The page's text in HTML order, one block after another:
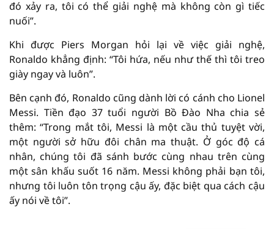
đó xảy ra, tôi có thể giải nghệ mà không còn gì tiếc
nuối”.
Khi được Piers Morgan hỏi lại về việc giải nghệ,
Ronaldo khẳng định: “Tôi hứa, nếu như thế thì tôi treo
giày ngay và luôn”.
Bên cạnh đó, Ronaldo cũng dành lời có cánh cho Lionel
Messi. Tiền đạo 37 tuổi người Bồ Đào Nha chia sẻ
thêm: “Trong mắt tôi, Messi là một cầu thủ tuyệt vời,
một người sở hữu đôi chân ma thuật. Ở góc độ cá
nhân, chúng tôi đã sánh bước cùng nhau trên cùng
một sân khấu suốt 16 năm. Messi không phải bạn tôi,
nhưng tôi luôn tôn trọng cậu ấy, đặc biệt qua cách cậu
ấy nói về tôi”.